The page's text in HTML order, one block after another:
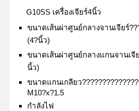
G10SS เครื่องเจียร์4นิ้ว
ขนาดเส้นผ่าศูนย์กลางจานเจียร์
(4?นิ้ว)
ขนาดเส้นผ่าศูนย์กลางแกนจานเจีย
นิ้ว)
ขนาดแกนเกลียว
M10?x?1.5
กำลังไฟ